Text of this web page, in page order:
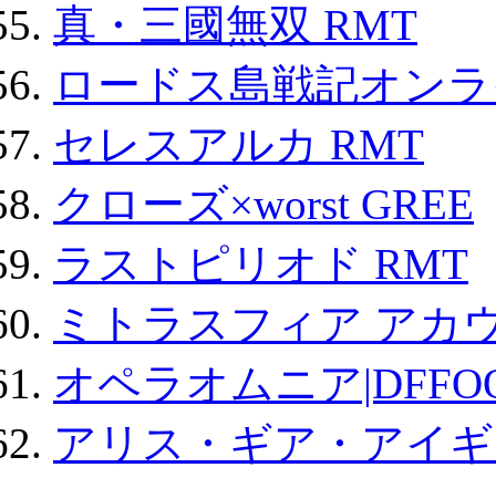
真・三國無双 RMT
ロードス島戦記オン
セレスアルカ RMT
クローズ×worst GREE
ラストピリオド RMT
ミトラスフィア アカ
オペラオムニア
アリス・ギア・アイ